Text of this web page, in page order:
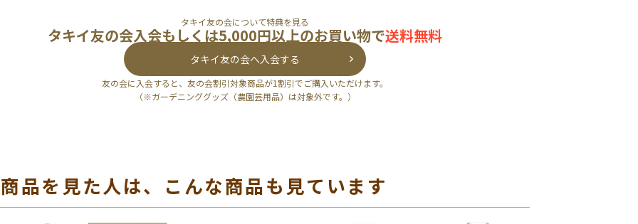
タキイ友の会について特典を見る
タキイ友の会入会もしくは5,000円以上のお買い物で送料無料
タキイ友の会へ入会する
友の会に入会すると、友の会割引対象商品が1割引でご購入いただけます。
（※ガーデニンググッズ（農園芸用品）は対象外です。）
品を見た人は、こんな商品も見ています